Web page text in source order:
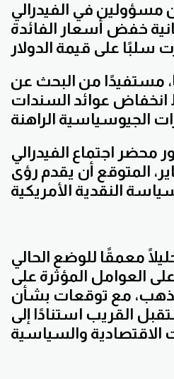
في الفيدرالي
خفض أسعار الفائدة
مستفيدًا من البحث عن
عوائد السندات
اجتماع الفيدرالي
المتوقع أن يقدم رؤى
معمقًا للوضع الحالي
العوامل المؤثرة على
مع توقعات بشأن
القريب استنادًا إلى